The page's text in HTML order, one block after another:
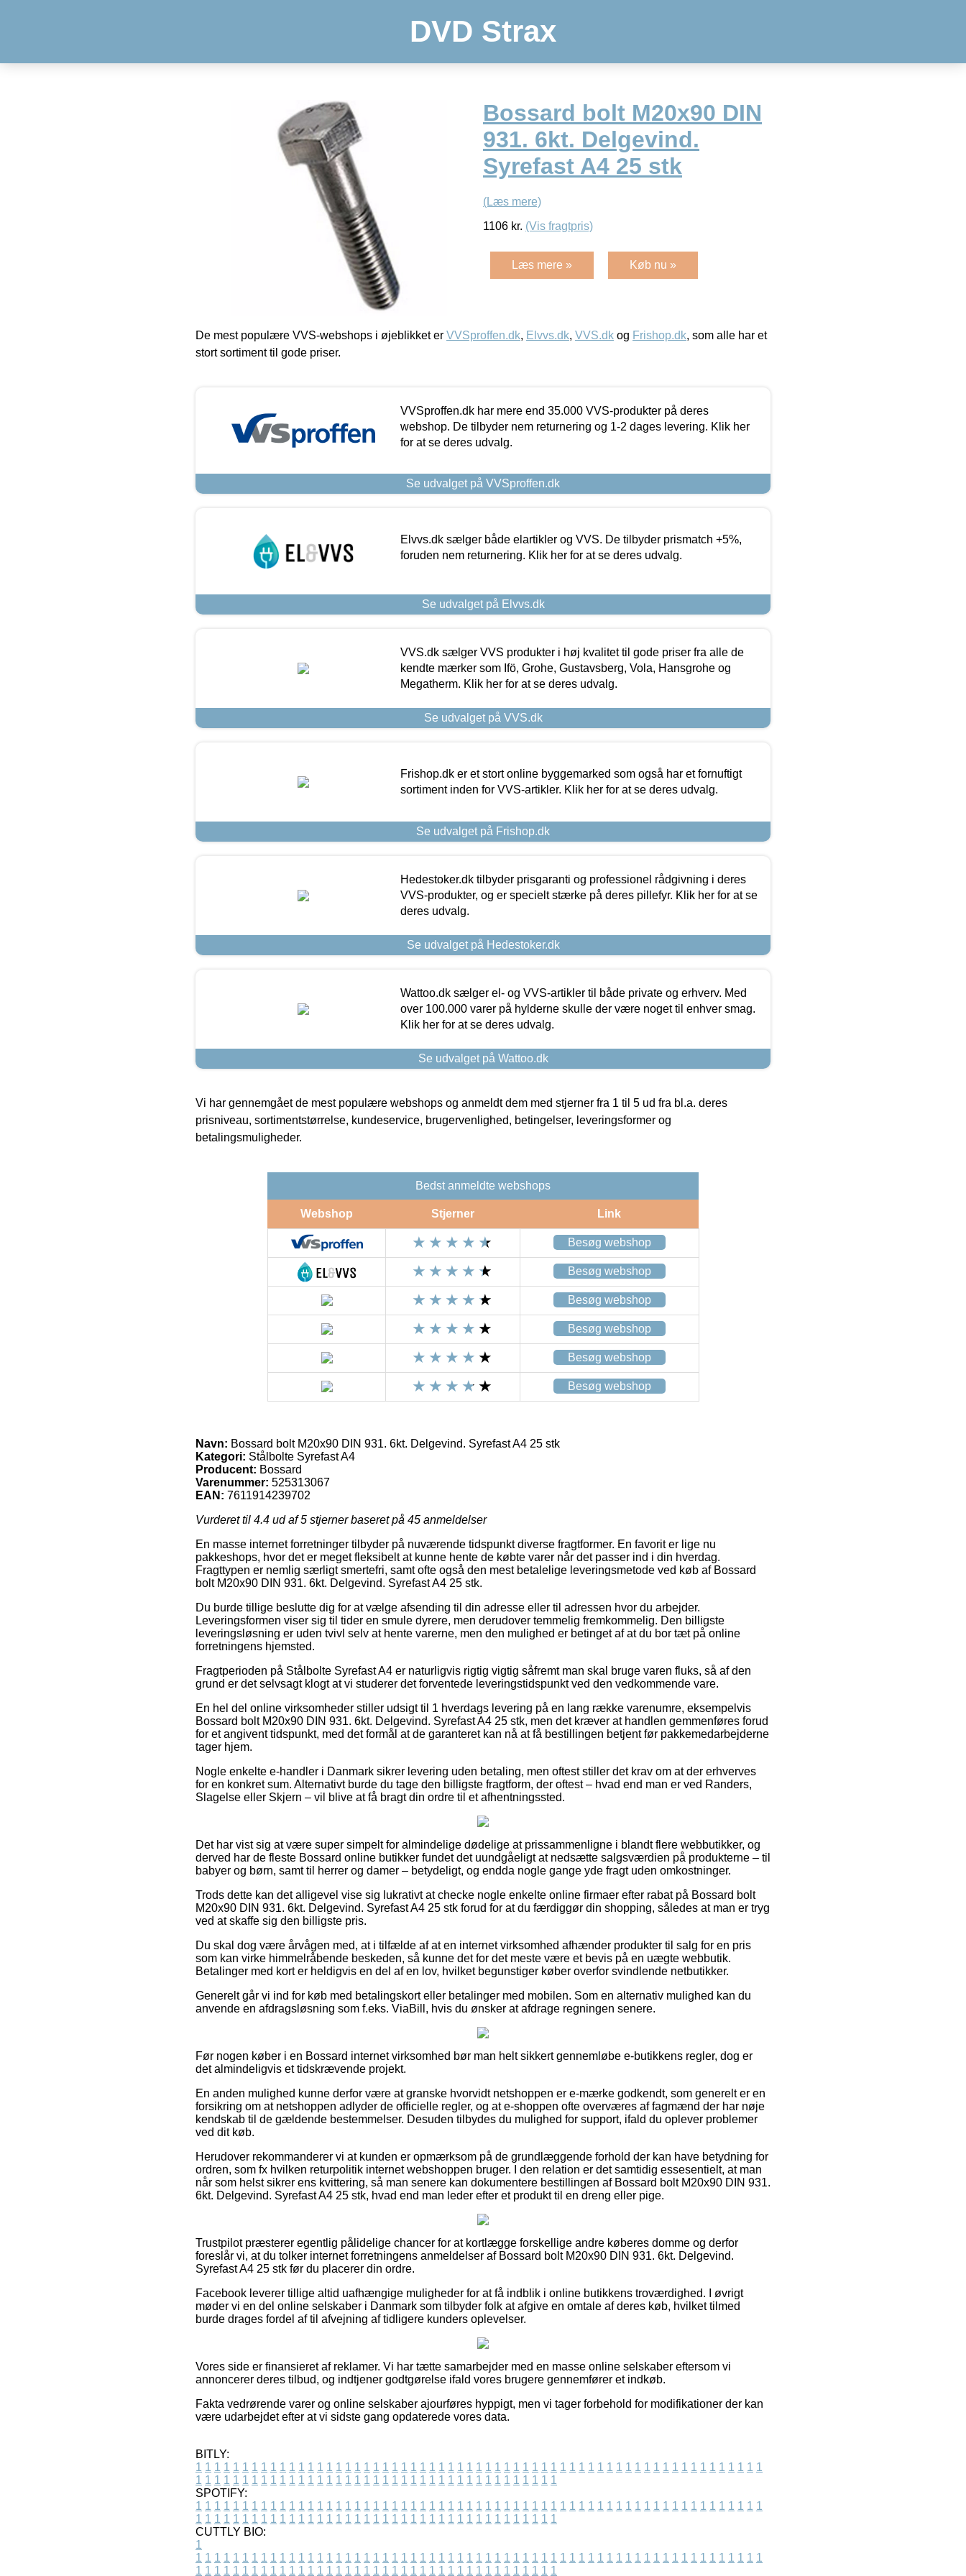
DVD Strax
Bossard bolt M20x90 DIN
931. 6kt. Delgevind.
Syrefast A4 25 stk
(Læs mere)
1106 kr. (Vis fragtpris)
Læs mere » Køb nu »
De mest populære VVS-webshops i øjeblikket er VVSproffen.dk, Elvvs.dk, VVS.dk og Frishop.dk, som alle har et
stort sortiment til gode priser.
VVSproffen.dk har mere end 35.000 VVS-produkter på deres
webshop. De tilbyder nem returnering og 1-2 dages levering. Klik her
for at se deres udvalg.
Se udvalget på VVSproffen.dk
Elvvs.dk sælger både elartikler og VVS. De tilbyder prismatch +5%,
foruden nem returnering. Klik her for at se deres udvalg.
Se udvalget på Elvvs.dk
VVS.dk sælger VVS produkter i høj kvalitet til gode priser fra alle de
kendte mærker som Ifö, Grohe, Gustavsberg, Vola, Hansgrohe og
Megatherm. Klik her for at se deres udvalg.
Se udvalget på VVS.dk
Frishop.dk er et stort online byggemarked som også har et fornuftigt
sortiment inden for VVS-artikler. Klik her for at se deres udvalg.
Se udvalget på Frishop.dk
Hedestoker.dk tilbyder prisgaranti og professionel rådgivning i deres
VVS-produkter, og er specielt stærke på deres pillefyr. Klik her for at se
deres udvalg.
Se udvalget på Hedestoker.dk
Wattoo.dk sælger el- og VVS-artikler til både private og erhverv. Med
over 100.000 varer på hylderne skulle der være noget til enhver smag.
Klik her for at se deres udvalg.
Se udvalget på Wattoo.dk
Vi har gennemgået de mest populære webshops og anmeldt dem med stjerner fra 1 til 5 ud fra bl.a. deres
prisniveau, sortimentstørrelse, kundeservice, brugervenlighed, betingelser, leveringsformer og
betalingsmuligheder.
Bedst anmeldte webshops
Webshop Stjerner Link
Besøg webshop
Besøg webshop
Besøg webshop
Besøg webshop
Besøg webshop
Besøg webshop
Navn: Bossard bolt M20x90 DIN 931. 6kt. Delgevind. Syrefast A4 25 stk
Kategori: Stålbolte Syrefast A4
Producent: Bossard
Varenummer: 525313067
EAN: 7611914239702
Vurderet til 4.4 ud af 5 stjerner baseret på 45 anmeldelser
En masse internet forretninger tilbyder på nuværende tidspunkt diverse fragtformer. En favorit er lige nu
pakkeshops, hvor det er meget fleksibelt at kunne hente de købte varer når det passer ind i din hverdag.
Fragttypen er nemlig særligt smertefri, samt ofte også den mest betalelige leveringsmetode ved køb af Bossard
bolt M20x90 DIN 931. 6kt. Delgevind. Syrefast A4 25 stk.
Du burde tillige beslutte dig for at vælge afsending til din adresse eller til adressen hvor du arbejder.
Leveringsformen viser sig til tider en smule dyrere, men derudover temmelig fremkommelig. Den billigste
leveringsløsning er uden tvivl selv at hente varerne, men den mulighed er betinget af at du bor tæt på online
forretningens hjemsted.
Fragtperioden på Stålbolte Syrefast A4 er naturligvis rigtig vigtig såfremt man skal bruge varen fluks, så af den
grund er det selvsagt klogt at vi studerer det forventede leveringstidspunkt ved den vedkommende vare.
En hel del online virksomheder stiller udsigt til 1 hverdags levering på en lang række varenumre, eksempelvis
Bossard bolt M20x90 DIN 931. 6kt. Delgevind. Syrefast A4 25 stk, men det kræver at handlen gemmenføres forud
for et angivent tidspunkt, med det formål at de garanteret kan nå at få bestillingen betjent før pakkemedarbejderne
tager hjem.
Nogle enkelte e-handler i Danmark sikrer levering uden betaling, men oftest stiller det krav om at der erhverves
for en konkret sum. Alternativt burde du tage den billigste fragtform, der oftest – hvad end man er ved Randers,
Slagelse eller Skjern – vil blive at få bragt din ordre til et afhentningssted.
Det har vist sig at være super simpelt for almindelige dødelige at prissammenligne i blandt flere webbutikker, og
derved har de fleste Bossard online butikker fundet det uundgåeligt at nedsætte salgsværdien på produkterne – til
babyer og børn, samt til herrer og damer – betydeligt, og endda nogle gange yde fragt uden omkostninger.
Trods dette kan det alligevel vise sig lukrativt at checke nogle enkelte online firmaer efter rabat på Bossard bolt
M20x90 DIN 931. 6kt. Delgevind. Syrefast A4 25 stk forud for at du færdiggør din shopping, således at man er tryg
ved at skaffe sig den billigste pris.
Du skal dog være årvågen med, at i tilfælde af at en internet virksomhed afhænder produkter til salg for en pris
som kan virke himmelråbende beskeden, så kunne det for det meste være et bevis på en uægte webbutik.
Betalinger med kort er heldigvis en del af en lov, hvilket begunstiger køber overfor svindlende netbutikker.
Generelt går vi ind for køb med betalingskort eller betalinger med mobilen. Som en alternativ mulighed kan du
anvende en afdragsløsning som f.eks. ViaBill, hvis du ønsker at afdrage regningen senere.
Før nogen køber i en Bossard internet virksomhed bør man helt sikkert gennemløbe e-butikkens regler, dog er
det almindeligvis et tidskrævende projekt.
En anden mulighed kunne derfor være at granske hvorvidt netshoppen er e-mærke godkendt, som generelt er en
forsikring om at netshoppen adlyder de officielle regler, og at e-shoppen ofte overværes af fagmænd der har nøje
kendskab til de gældende bestemmelser. Desuden tilbydes du mulighed for support, ifald du oplever problemer
ved dit køb.
Herudover rekommanderer vi at kunden er opmærksom på de grundlæggende forhold der kan have betydning for
ordren, som fx hvilken returpolitik internet webshoppen bruger. I den relation er det samtidig essesentielt, at man
når som helst sikrer ens kvittering, så man senere kan dokumentere bestillingen af Bossard bolt M20x90 DIN 931.
6kt. Delgevind. Syrefast A4 25 stk, hvad end man leder efter et produkt til en dreng eller pige.
Trustpilot præsterer egentlig pålidelige chancer for at kortlægge forskellige andre køberes domme og derfor
foreslår vi, at du tolker internet forretningens anmeldelser af Bossard bolt M20x90 DIN 931. 6kt. Delgevind.
Syrefast A4 25 stk før du placerer din ordre.
Facebook leverer tillige altid uafhængige muligheder for at få indblik i online butikkens troværdighed. I øvrigt
møder vi en del online selskaber i Danmark som tilbyder folk at afgive en omtale af deres køb, hvilket tilmed
burde drages fordel af til afvejning af tidligere kunders oplevelser.
Vores side er finansieret af reklamer. Vi har tætte samarbejder med en masse online selskaber eftersom vi
annoncerer deres tilbud, og indtjener godtgørelse ifald vores brugere gennemfører et indkøb.
Fakta vedrørende varer og online selskaber ajourføres hyppigt, men vi tager forbehold for modifikationer der kan
være udarbejdet efter at vi sidste gang opdaterede vores data.
BITLY:
1 1 1 1 1 1 1 1 1 1 1 1 1 1 1 1 1 1 1 1 1 1 1 1 1 1 1 1 1 1 1 1 1 1 1 1 1 1 1 1 1 1 1 1 1 1 1 1 1 1 1 1 1 1 1 1 1 1 1 1 1
1 1 1 1 1 1 1 1 1 1 1 1 1 1 1 1 1 1 1 1 1 1 1 1 1 1 1 1 1 1 1 1 1 1 1 1 1 1 1
SPOTIFY:
1 1 1 1 1 1 1 1 1 1 1 1 1 1 1 1 1 1 1 1 1 1 1 1 1 1 1 1 1 1 1 1 1 1 1 1 1 1 1 1 1 1 1 1 1 1 1 1 1 1 1 1 1 1 1 1 1 1 1 1 1
1 1 1 1 1 1 1 1 1 1 1 1 1 1 1 1 1 1 1 1 1 1 1 1 1 1 1 1 1 1 1 1 1 1 1 1 1 1 1
CUTTLY BIO:
1
1 1 1 1 1 1 1 1 1 1 1 1 1 1 1 1 1 1 1 1 1 1 1 1 1 1 1 1 1 1 1 1 1 1 1 1 1 1 1 1 1 1 1 1 1 1 1 1 1 1 1 1 1 1 1 1 1 1 1 1 1
1 1 1 1 1 1 1 1 1 1 1 1 1 1 1 1 1 1 1 1 1 1 1 1 1 1 1 1 1 1 1 1 1 1 1 1 1 1 1